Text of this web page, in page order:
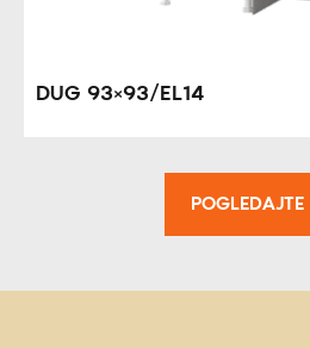
DUG 93×93/EL14
POGLEDAJTE